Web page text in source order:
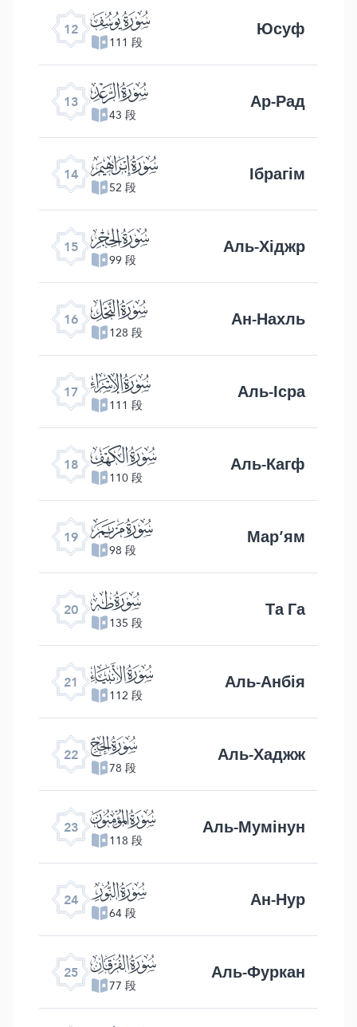
12 ﮘ
111 段 Юсуф
13 ﮙ
43 段 Ар-Рад
14 ﮚ
52 段 Ібрагім
15 ﮛ
99 段 Аль-Хіджр
16 ﮜ
128 段 Ан-Нахль
17 ﮝ
111 段 Аль-Ісра
18 ﮞ
110 段 Аль-Кагф
19 ﮟ
98 段 Мар’ям
20 ﮠ
135 段 Та Га
21 ﮡ
112 段 Аль-Анбія
22 ﮢ
78 段 Аль-Хаджж
23 ﮣ
118 段 Аль-Мумінун
24 ﮤ
64 段 Ан-Нур
25 ﮥ
77 段 Аль-Фуркан